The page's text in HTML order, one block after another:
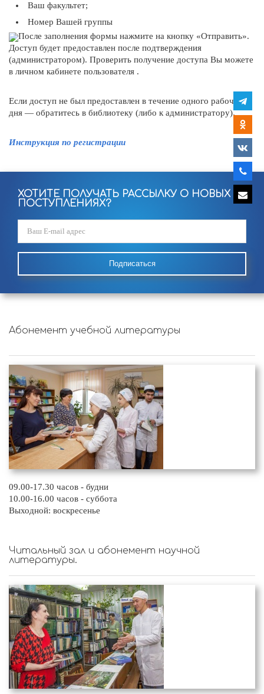
Ваш факультет;
Номер Вашей группы
После заполнения формы нажмите на кнопку «Отправить».
Доступ будет предоставлен после подтверждения
(администратором). Проверить получение доступа Вы можете
в личном кабинете пользователя .
Если доступ не был предоставлен в течение одного рабочего
дня — обратитесь в библиотеку (либо к администратору).
Инструкция по регистрации
ХОТИТЕ ПОЛУЧАТЬ РАССЫЛКУ О НОВЫХ
ПОСТУПЛЕНИЯХ?
Подписаться
Абонемент учебной литературы
09.00-17.30 часов - будни
10.00-16.00 часов - суббота
Выходной: воскресенье
Читальный зал и абонемент научной
литературы.